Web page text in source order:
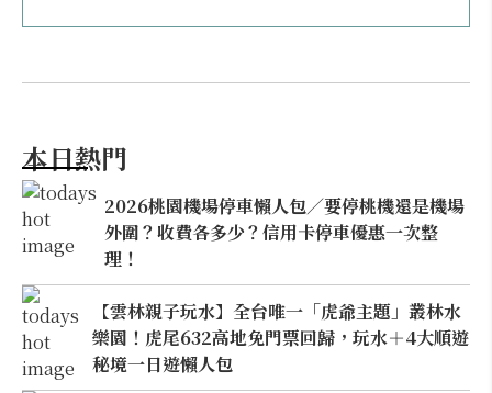
本日熱門
2026桃園機場停車懶人包／要停桃機還是機場
外圍？收費各多少？信用卡停車優惠一次整
理！
【雲林親子玩水】全台唯一「虎爺主題」叢林水
樂園！虎尾632高地免門票回歸，玩水＋4大順遊
秘境一日遊懶人包